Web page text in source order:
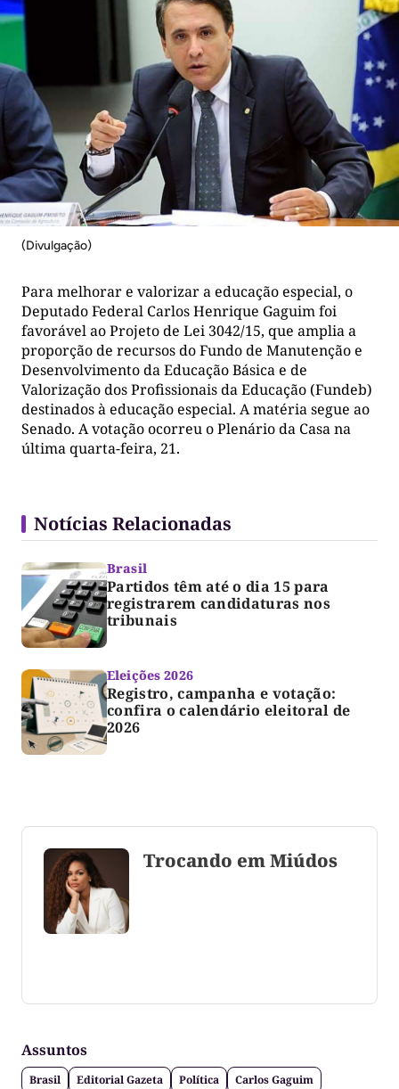
(Divulgação)
Para melhorar e valorizar a educação especial, o
Deputado Federal Carlos Henrique Gaguim foi
favorável ao Projeto de Lei 3042/15, que amplia a
proporção de recursos do Fundo de Manutenção e
Desenvolvimento da Educação Básica e de
Valorização dos Profissionais da Educação (Fundeb)
destinados à educação especial. A matéria segue ao
Senado. A votação ocorreu o Plenário da Casa na
última quarta-feira, 21.
Notícias Relacionadas
Brasil
Partidos têm até o dia 15 para
registrarem candidaturas nos
tribunais
Eleições 2026
Registro, campanha e votação:
confira o calendário eleitoral de
2026
Trocando em Miúdos
consultora de comunicação. CEO Editora-Chefe da
político e anti-fake!
Assuntos
Brasil Editorial Gazeta Política Carlos Gaguim